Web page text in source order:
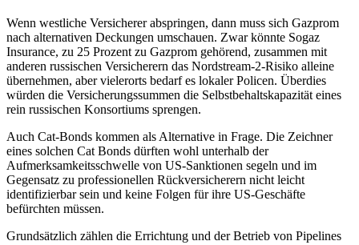
Wenn westliche Versicherer abspringen, dann muss sich Gazprom
nach alternativen Deckungen umschauen. Zwar könnte Sogaz
Insurance, zu 25 Prozent zu Gazprom gehörend, zusammen mit
anderen russischen Versicherern das Nordstream-2-Risiko alleine
übernehmen, aber vielerorts bedarf es lokaler Policen. Überdies
würden die Versicherungssummen die Selbstbehaltskapazität eines
rein russischen Konsortiums sprengen.
Auch Cat-Bonds kommen als Alternative in Frage. Die Zeichner
eines solchen Cat Bonds dürften wohl unterhalb der
Aufmerksamkeitsschwelle von US-Sanktionen segeln und im
Gegensatz zu professionellen Rückversicherern nicht leicht
identifizierbar sein und keine Folgen für ihre US-Geschäfte
befürchten müssen.
Grundsätzlich zählen die Errichtung und der Betrieb von Pipelines